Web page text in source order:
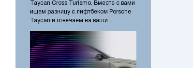
Taycan Cross Turismo. Вместе с вами
ищем разницу с лифтбеком Porsche
Taycan и отвечаем на ваши ...